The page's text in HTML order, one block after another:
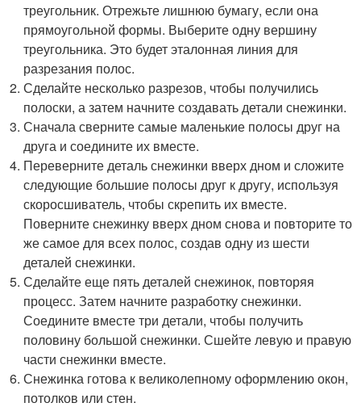
треугольник. Отрежьте лишнюю бумагу, если она
прямоугольной формы. Выберите одну вершину
треугольника. Это будет эталонная линия для
разрезания полос.
Сделайте несколько разрезов, чтобы получились
полоски, а затем начните создавать детали снежинки.
Сначала сверните самые маленькие полосы друг на
друга и соедините их вместе.
Переверните деталь снежинки вверх дном и сложите
следующие большие полосы друг к другу, используя
скоросшиватель, чтобы скрепить их вместе.
Поверните снежинку вверх дном снова и повторите то
же самое для всех полос, создав одну из шести
деталей снежинки.
Сделайте еще пять деталей снежинок, повторяя
процесс. Затем начните разработку снежинки.
Соедините вместе три детали, чтобы получить
половину большой снежинки. Сшейте левую и правую
части снежинки вместе.
Снежинка готова к великолепному оформлению окон,
потолков или стен.